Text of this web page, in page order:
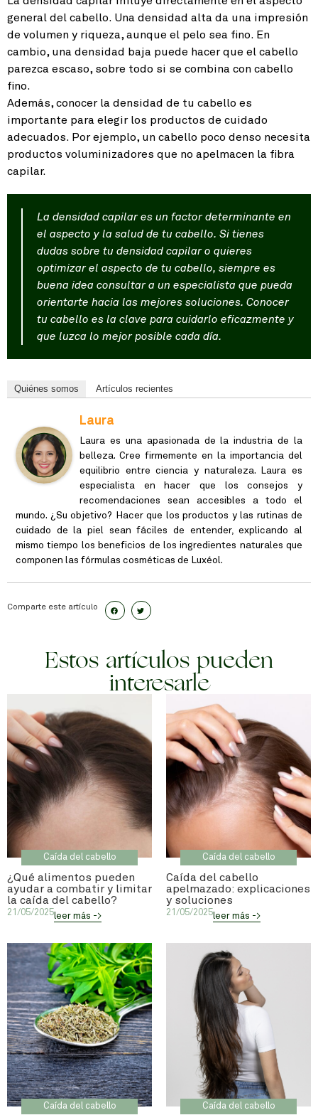
general del cabello. Una densidad alta da una impresión
de volumen y riqueza, aunque el pelo sea fino. En
cambio, una densidad baja puede hacer que el cabello
parezca escaso, sobre todo si se combina con cabello
fino.
Además, conocer la densidad de tu cabello es
importante para elegir los productos de cuidado
adecuados. Por ejemplo, un cabello poco denso necesita
productos voluminizadores que no apelmacen la fibra
capilar.
La densidad capilar es un factor determinante en
el aspecto y la salud de tu cabello. Si tienes
dudas sobre tu densidad capilar o quieres
optimizar el aspecto de tu cabello, siempre es
buena idea consultar a un especialista que pueda
orientarte hacia las mejores soluciones. Conocer
tu cabello es la clave para cuidarlo eficazmente y
que luzca lo mejor posible cada día.
Quiénes somos Artículos recientes
Laura
Laura es una apasionada de la industria de la
belleza. Cree firmemente en la importancia del
equilibrio entre ciencia y naturaleza. Laura es
especialista en hacer que los consejos y
recomendaciones sean accesibles a todo el
mundo. ¿Su objetivo? Hacer que los productos y las rutinas de
cuidado de la piel sean fáciles de entender, explicando al
mismo tiempo los beneficios de los ingredientes naturales que
componen las fórmulas cosméticas de Luxéol.
Comparte este artículo
Estos artículos pueden
interesarle
Caída del cabello
¿Qué alimentos pueden
ayudar a combatir y limitar
la caída del cabello?
21/05/2025leer más ->
Caída del cabello
Caída del cabello
apelmazado: explicaciones
y soluciones
21/05/2025leer más ->
Caída del cabello Caída del cabello